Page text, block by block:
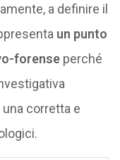
a definire il
un punto
forense perché
una corretta e